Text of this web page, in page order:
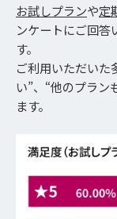
お試しプランや定
ンケートにご回答
す。
ご利用いただいた
い”、“他のプラン
ます。